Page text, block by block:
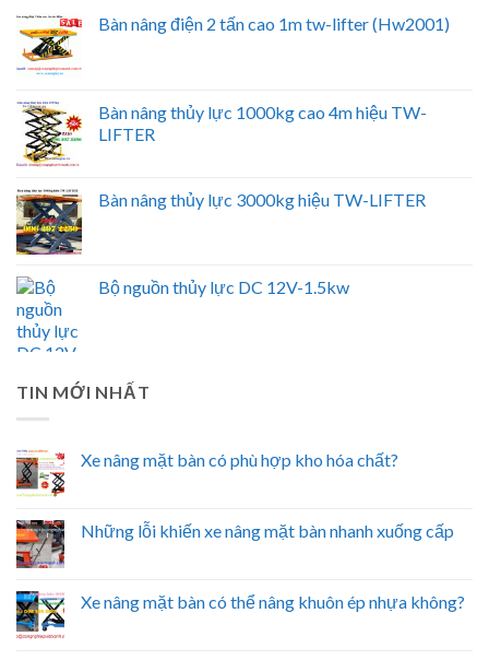
Bàn nâng điện 2 tấn cao 1m tw-lifter (Hw2001)
Bàn nâng thủy lực 1000kg cao 4m hiệu TW-
LIFTER
Bàn nâng thủy lực 3000kg hiệu TW-LIFTER
Bộ nguồn thủy lực DC 12V-1.5kw
TIN MỚI NHẤT
Xe nâng mặt bàn có phù hợp kho hóa chất?
Những lỗi khiến xe nâng mặt bàn nhanh xuống cấp
Xe nâng mặt bàn có thể nâng khuôn ép nhựa không?